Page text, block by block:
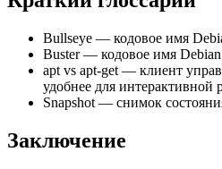
Bullseye — кодовое имя
Buster — кодовое имя
apt vs apt-get — клиент
удобнее для интерактивной
Snapshot — снимок
Заключение